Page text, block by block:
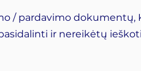
/ pardavimo dokumentų,
ir nereikėtų